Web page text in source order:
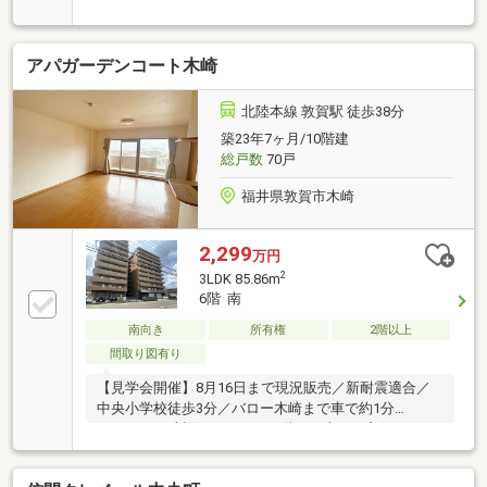
さい。【リフォーム内容】クリーニング、鍵交換、雨
漏り点検、設備点検システムキッチン交換、ユニット
バス交換、トイレ交換、洗面化粧台交換間取変更、玄
関扉交換、室内ドア（一部）交換、床材上張り、シュ
ーズボックス交換、クロス張替え給湯器交換、インタ
ーホン設置、火災警報器設置、照明器具交換周【おす
すめポイント】・本物件は条件により住宅ローン減税
が適用されます。設・新品の照明器具設置予定なので
入
アパガーデンコート木崎
北陸本線 敦賀駅 徒歩38分
築23年7ヶ月/10階建
総戸数70戸
福井県敦賀市木崎
2,299万円
3LDK 85.86m2
6階 南
南向き 所有権
2階以上
間取り図有り
【見学会開催】8月16日まで現況販売／新耐震適合／
中央小学校徒歩3分／バロー木崎まで車で約1分